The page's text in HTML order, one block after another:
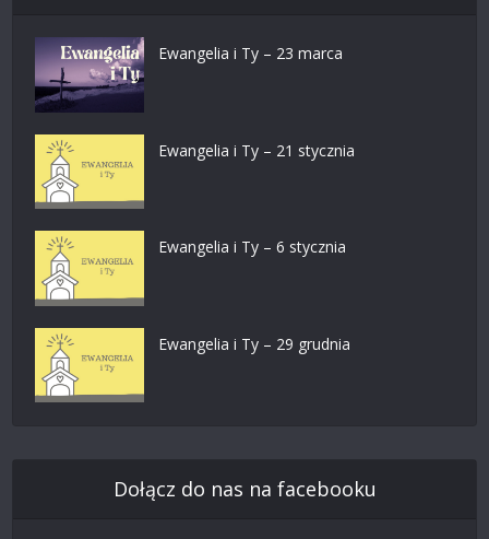
Ewangelia i Ty – 23 marca
Ewangelia i Ty – 21 stycznia
Ewangelia i Ty – 6 stycznia
Ewangelia i Ty – 29 grudnia
Dołącz do nas na facebooku